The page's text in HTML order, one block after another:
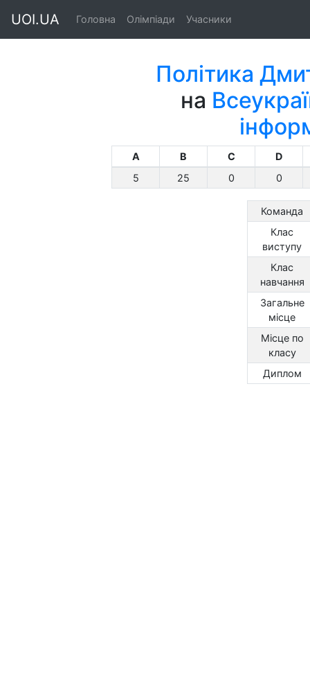
UOI.UA Головна Олімпіади Учасники
Політика
на
A B C
D
5
25 0 0
Команда
Клас
виступу
Клас
навчання
Загальне
місце
Місце по
класу
Диплом